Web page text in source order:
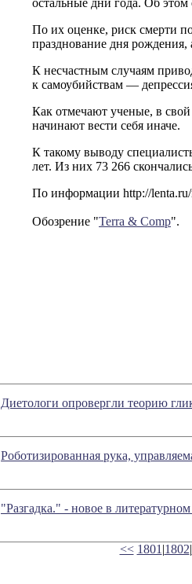
остальные дни года. Об
По их оценке, риск смерти
празднование дня рождения,
К несчастным случаям
к самоубийствам —
Как отмечают ученые, в
начинают вести себя иначе.
К такому выводу
лет. Из них 73 266
По информации http://lenta.ru/
Обозрение "Terra & Comp".
Диетологи опровергли теорию
Роботизированная рука,
"Разгадка." - новое в
<< 1801 |1802|